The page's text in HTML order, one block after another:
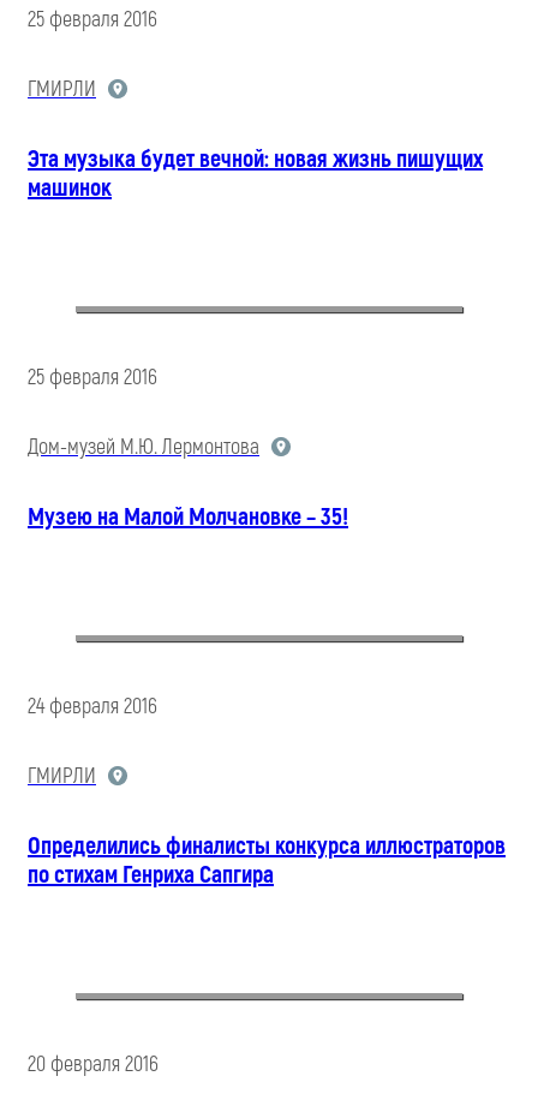
25 февраля 2016
ГМИРЛИ
Эта музыка будет вечной: новая жизнь пишущих
машинок
25 февраля 2016
Дом-музей М.Ю. Лермонтова
Музею на Малой Молчановке – 35!
24 февраля 2016
ГМИРЛИ
Определились финалисты конкурса иллюстраторов
по стихам Генриха Сапгира
20 февраля 2016